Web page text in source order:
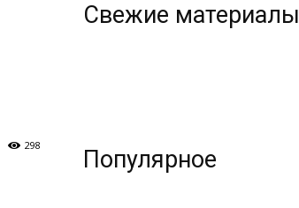
298
Свежие материалы
Популярное